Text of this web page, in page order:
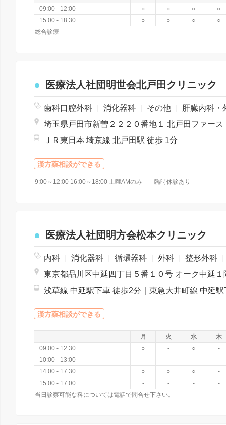
09:00 - 12:00
○ ○ ○
○
15:00 - 18:30
○ ○ ○
○
総合診療
医療法人社団明世会北戸田クリニック
歯科口腔外科 消化器科 その他 肝臓内科・外
ＪＲ東日本 埼京線 北戸田駅 徒歩 1分
漢方薬相談ができる
9:00～12:00 16:00～18:00 土曜AMのみ 臨時休診あり
医療法人社団明方会松本クリニック
内科 消化器科 循環器科 外科 整形外科
東京都品川区中延四丁目５番１０号 オーク中延１
漢方薬相談ができる
月 火 水
木
09:00 - 12:30
○ - ○
-
10:00 - 13:00
- - -
-
14:00 - 17:30
○ ○ ○
-
15:00 - 17:00
- - -
-
当日診察可能な科については電話で問合せ下さい。